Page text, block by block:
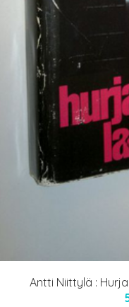
Antti Niittylä :